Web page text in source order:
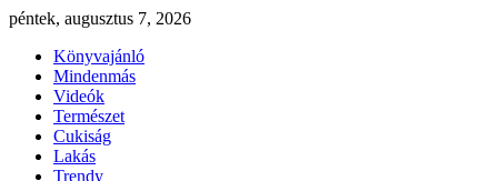
péntek, augusztus 7, 2026
Könyvajánló
Mindenmás
Videók
Természet
Cukiság
Lakás
Trendy